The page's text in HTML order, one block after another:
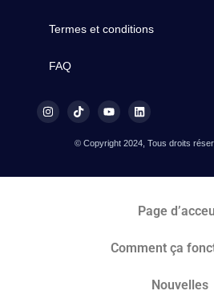
Termes et conditions
FAQ
© Copyright 2024, Tous droits
Page
Comment ça
Nouvelles